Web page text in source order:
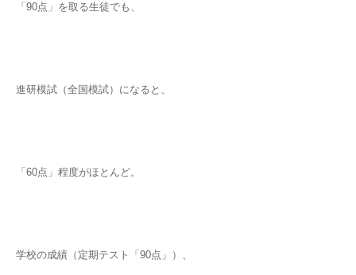
「90点」を取る生徒でも、
進研模試（全国模試）になると、
「60点」程度がほとんど。
学校の成績（定期テスト「90点」）、